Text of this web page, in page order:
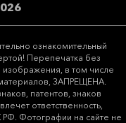
ознакомительный
Перепечатка без
изображения, в том числе
ЗАПРЕЩЕНА.
патентов, знаков
ответственность,
Фотографии на сайте не